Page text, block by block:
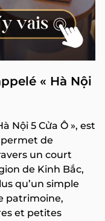
« Hà Nội
Nội 5 Cửa Ô », est
de
un court
de Kinh Bắc,
qu’un simple
patrimoine,
et petites